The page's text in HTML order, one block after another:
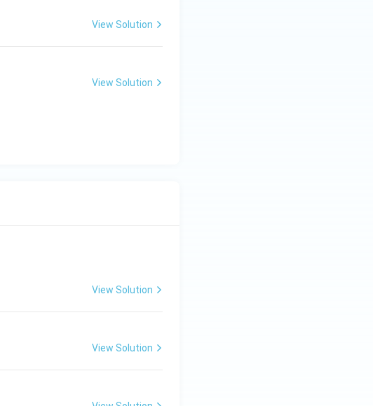
View Solution
View Solution
View Solution
View Solution